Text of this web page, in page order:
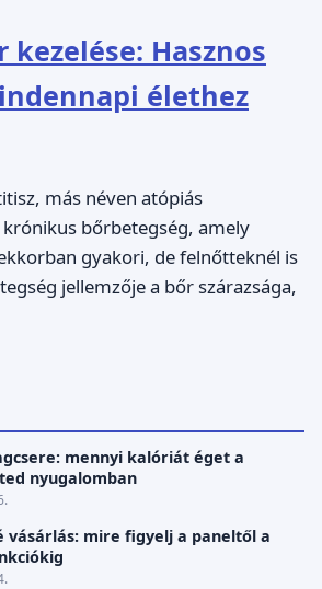
kezelése: Hasznos
élethez
más néven atópiás
bőrbetegség, amely
gyakori, de felnőtteknél is
jellemzője a bőr szárazsága,
mennyi kalóriát éget a
nyugalomban
vásárlás: mire figyelj a paneltől a